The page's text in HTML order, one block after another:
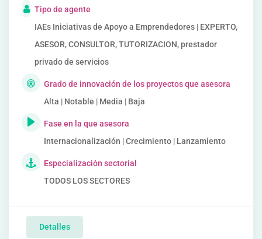
Tipo de agente
IAEs Iniciativas de Apoyo a Emprendedores | EXPERTO,
ASESOR, CONSULTOR, TUTORIZACION, prestador
privado de servicios
Grado de innovación de los proyectos que asesora
Alta | Notable | Media | Baja
Fase en la que asesora
Internacionalización | Crecimiento | Lanzamiento
Especialización sectorial
TODOS LOS SECTORES
Detalles